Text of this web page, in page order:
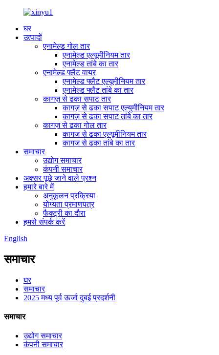
घर
उत्पादों
एनामेल्ड गोल तार
एनामेल्ड एल्यूमीनियम तार
एनामेल्ड तांबे का तार
एनामेल्ड फ्लैट वायर
एनामेल्ड फ्लैट एल्यूमीनियम तार
एनामेल्ड फ्लैट तांबे का तार
कागज़ से ढका सपाट तार
कागज़ से ढका सपाट एल्युमीनियम तार
कागज़ से ढका सपाट तांबे का तार
कागज़ से ढका गोल तार
कागज से ढका एल्यूमीनियम तार
कागज से ढका तांबे का तार
समाचार
उद्योग समाचार
कंपनी समाचार
अक्सर पूछे जाने वाले प्रश्न
हमारे बारे में
अनुकूलन प्रक्रिया
योग्यता प्रमाणपत्र
फैक्ट्री का दौरा
हमसे संपर्क करें
English
समाचार
घर
समाचार
2025 मध्य पूर्व ऊर्जा दुबई प्रदर्शनी
समाचार
उद्योग समाचार
कंपनी समाचार